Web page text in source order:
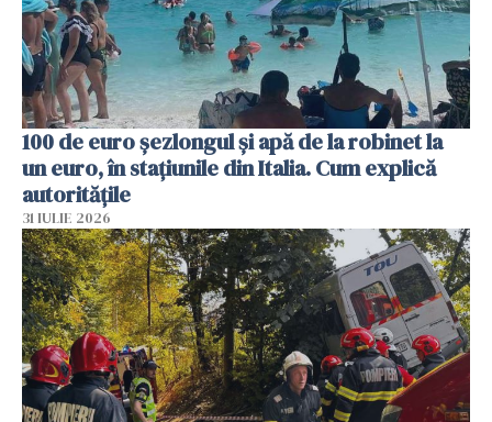
100 de euro șezlongul și apă de la robinet la
un euro, în stațiunile din Italia. Cum explică
autoritățile
31 IULIE 2026